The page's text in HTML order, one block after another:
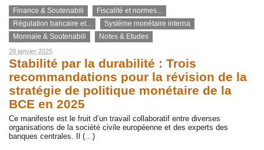
Finance & Soutenabili
Fiscalité et normes...
Régulation bancaire et...
Système monétaire interna
Monnaie & Soutenabili
Notes & Etudes
28 janvier 2025
Stabilité par la durabilité : Trois
recommandations pour la révision de la
stratégie de politique monétaire de la
BCE en 2025
Ce manifeste est le fruit d’un travail collaboratif entre diverses
organisations de la société civile européenne et des experts des
banques centrales. Il (…)